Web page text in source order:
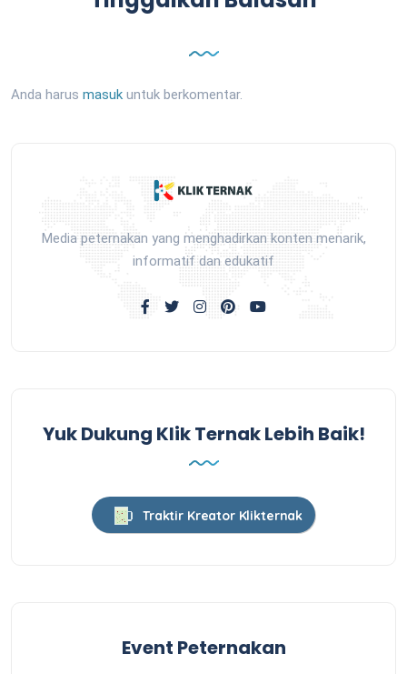
Anda harus masuk untuk berkomentar.
Media peternakan yang menghadirkan konten menarik,
informatif dan edukatif
Yuk Dukung Klik Ternak Lebih Baik!
Traktir Kreator Klikternak
Event Peternakan